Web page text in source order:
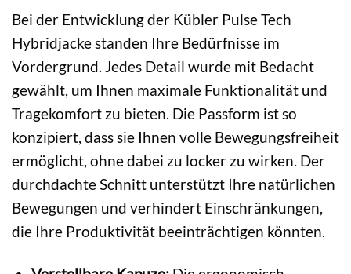
Bei der Entwicklung der Kübler Pulse Tech
Hybridjacke standen Ihre Bedürfnisse im
Vordergrund. Jedes Detail wurde mit Bedacht
gewählt, um Ihnen maximale Funktionalität und
Tragekomfort zu bieten. Die Passform ist so
konzipiert, dass sie Ihnen volle Bewegungsfreiheit
ermöglicht, ohne dabei zu locker zu wirken. Der
durchdachte Schnitt unterstützt Ihre natürlichen
Bewegungen und verhindert Einschränkungen,
die Ihre Produktivität beeinträchtigen könnten.